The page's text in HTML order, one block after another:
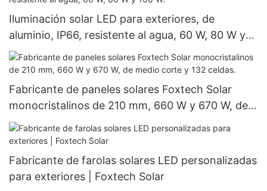
Iluminación solar LED para exteriores, de
aluminio, IP66, resistente al agua, 60 W, 80 W y
100 W.
Fabricante de paneles solares Foxtech Solar
monocristalinos de 210 mm, 660 W y 670 W, de
medio corte y 132 celdas.
Fabricante de farolas solares LED personalizadas
para exteriores | Foxtech Solar